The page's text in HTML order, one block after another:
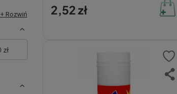
+ Rozwiń
zł
2,52 zł